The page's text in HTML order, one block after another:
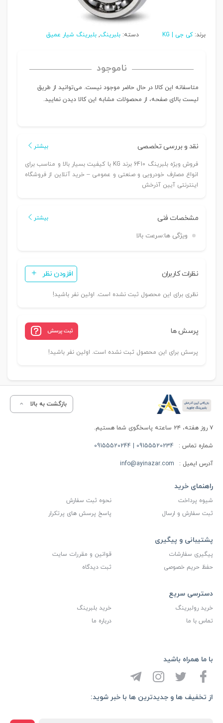
برند:کی جی | KG دسته:بلبرینگ,بلبرینگ شیار عمیق
ناموجود
متاسفانه این کالا در حال حاضر موجود نیست. می‌توانید از طریق
لیست بالای صفحه، از محصولات مشابه این کالا دیدن نمایید.
نقد و بررسی تخصصی بیشتر
فروش ویژه بلبرینگ 6410 برند KG با کیفیت بسیار بالا و مناسب برای
انواع مصارف خودرویی و صنعتی و عمومی – خرید آنلاین از فروشگاه
اینترنتی آیین آذرخش
مشخصات فنی بیشتر
ویژگی ها:سرعت بالا
نظرات کاربران افزودن نظر
نظری برای این محصول ثبت نشده است. اولین نفر باشید!
پرسش ها ثبت پرسش
پرسش برای این محصول ثبت نشده است. اولین نفر باشید!
بازگشت به بالا
۷ روز هفته، ۲۴ ساعته پاسخگوی شما هستیم.
شماره تماس : 09155520234 | 09155520244
آدرس ایمیل : info@ayinazar.com
راهنمای خرید
شیوه پرداخت
نحوه ثبت سفارش
ثبت سفارش و ارسال
پاسخ پرسش های پرتکرار
پشتیبانی و پیگیری
پیگیری سفارشات
قوانین و مقررات سایت
حفظ حریم خصوصی
ثبت دیدگاه
دسترسی سریع
خرید رولبرینگ
خرید بلبرینگ
تماس با ما
درباره ما
از تخفیف ها و جدیدترین ها با خبر شوید:
با ما همراه باشید